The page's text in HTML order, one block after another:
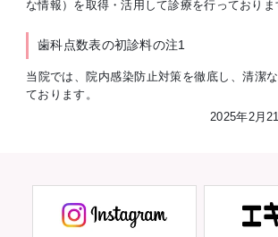
な情報）を取得・活用して診療を行っておりま
歯科点数表の初診料の注1
当院では、院内感染防止対策を徹底し、清潔
ております。
2025年2月